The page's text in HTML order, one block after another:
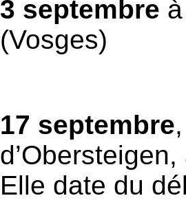
3 septembre
(Vosges)
17 septembre
Elle date du